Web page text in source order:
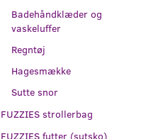
Badehåndklæder og
vaskeluffer
Regntøj
Hagesmække
Sutte snor
FUZZIES strollerbag
FUZZIES futter (sutsko)